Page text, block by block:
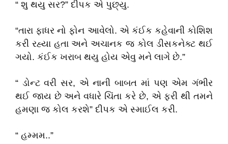
“ શુ થયુ સર?” દીપક એ પુછ્યુ.
“તારા ફાધર નો ફોન આવેલો. એ કંઈક કહેવાની કોશિશ
કરી રહ્યા હતા અને અચાનક જ કોલ ડીસકનેક્ટ થઈ
ગયો. કંઈક ખરાબ થયુ હોય એવુ મને લાગે છે.”
“ ડોન્ટ વરી સર, એ નાની બાબત માં પણ એમ ગંભીર
થઈ જાય છે અને વધારે ચિંતા કરે છે, એ ફરી થી તમને
હમણા જ કોલ કરશે” દીપક એ સ્માઈલ કરી.
“ હમ્મમ..”